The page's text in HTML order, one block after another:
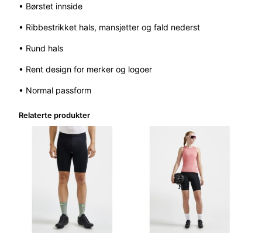
d
D
m
• Børstet innside
• Ribbestrikket hals, mansjetter og fald nederst
• Rund hals
• Rent design for merker og logoer
• Normal passform
Relaterte produkter